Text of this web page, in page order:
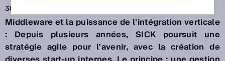
30 juil. 2020
Middleware et la puissance de l'intégration verticale
: Depuis plusieurs années, SICK poursuit une
stratégie agile pour l'avenir, avec la création de